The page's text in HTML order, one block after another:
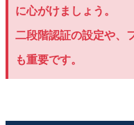
に心がけましょう。
二段階認証の設定や、
も重要です。